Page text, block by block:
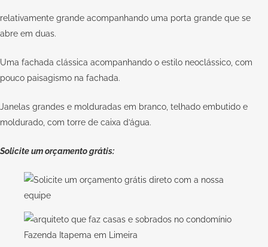
relativamente grande acompanhando uma porta grande que se
abre em duas.
Uma fachada clássica acompanhando o estilo neoclássico, com
pouco paisagismo na fachada.
Janelas grandes e molduradas em branco, telhado embutido e
moldurado, com torre de caixa d’água.
Solicite um orçamento grátis: